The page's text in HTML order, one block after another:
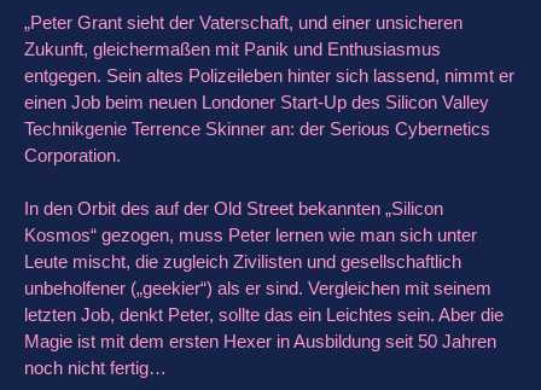
„Peter Grant sieht der Vaterschaft, und einer unsicheren
Zukunft, gleichermaßen mit Panik und Enthusiasmus
entgegen. Sein altes Polizeileben hinter sich lassend, nimmt er
einen Job beim neuen Londoner Start-Up des Silicon Valley
Technikgenie Terrence Skinner an: der Serious Cybernetics
Corporation.
In den Orbit des auf der Old Street bekannten „Silicon
Kosmos“ gezogen, muss Peter lernen wie man sich unter
Leute mischt, die zugleich Zivilisten und gesellschaftlich
unbeholfener („geekier“) als er sind. Vergleichen mit seinem
letzten Job, denkt Peter, sollte das ein Leichtes sein. Aber die
Magie ist mit dem ersten Hexer in Ausbildung seit 50 Jahren
noch nicht fertig…